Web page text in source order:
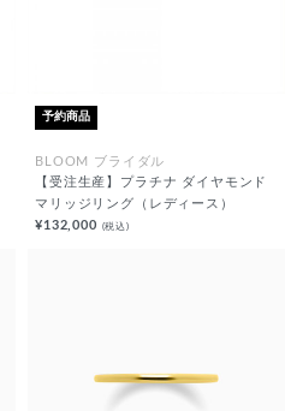
予約商品
BLOOM ブライダル
【受注生産】プラチナ ダイヤモンド
マリッジリング（レディース）
¥132,000 (税込)